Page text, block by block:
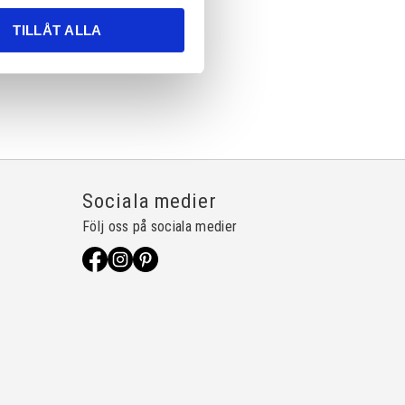
TILLÅT ALLA
Sociala medier
Följ oss på sociala medier